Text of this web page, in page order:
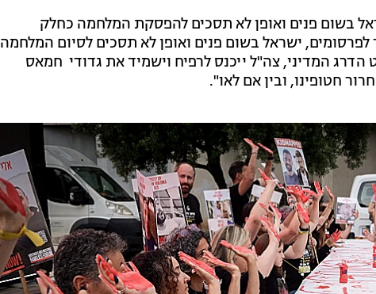
בשום פנים ואופן לא תסכים להפסקת המלחמה כחלק
לפרסומים, ישראל בשום פנים ואופן לא תסכים לסיום המלחמה
המדיני, צה"ל ייכנס לרפיח וישמיד את גדודי חמאס
חטופינו, ובין אם לאו".